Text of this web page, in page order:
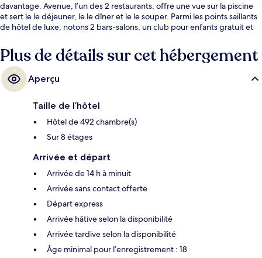
davantage. Avenue, l’un des 2 restaurants, offre une vue sur la piscine
et sert le le déjeuner, le le dîner et le le souper. Parmi les points saillants
de hôtel de luxe, notons 2 bars-salons, un club pour enfants gratuit et
qui concerne le personnel serviable et l’état général de l’hébergement.
Plus de détails sur cet hébergement
Aperçu
Taille de l’hôtel
Hôtel de 492 chambre(s)
Sur 8 étages
Arrivée et départ
Arrivée de 14 h à minuit
Arrivée sans contact offerte
Départ express
Arrivée hâtive selon la disponibilité
Arrivée tardive selon la disponibilité
Âge minimal pour l’enregistrement : 18